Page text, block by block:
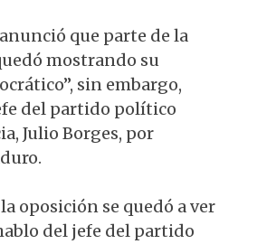
que parte de la
mostrando su
sin embargo,
del partido político
Julio Borges, por
oposición se quedó a ver
del jefe del partido